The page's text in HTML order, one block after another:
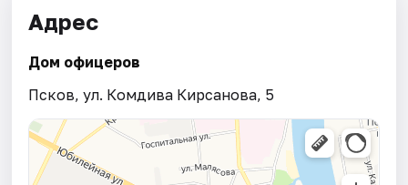
Адрес
Дом офицеров
Псков, ул. Комдива Кирсанова, 5